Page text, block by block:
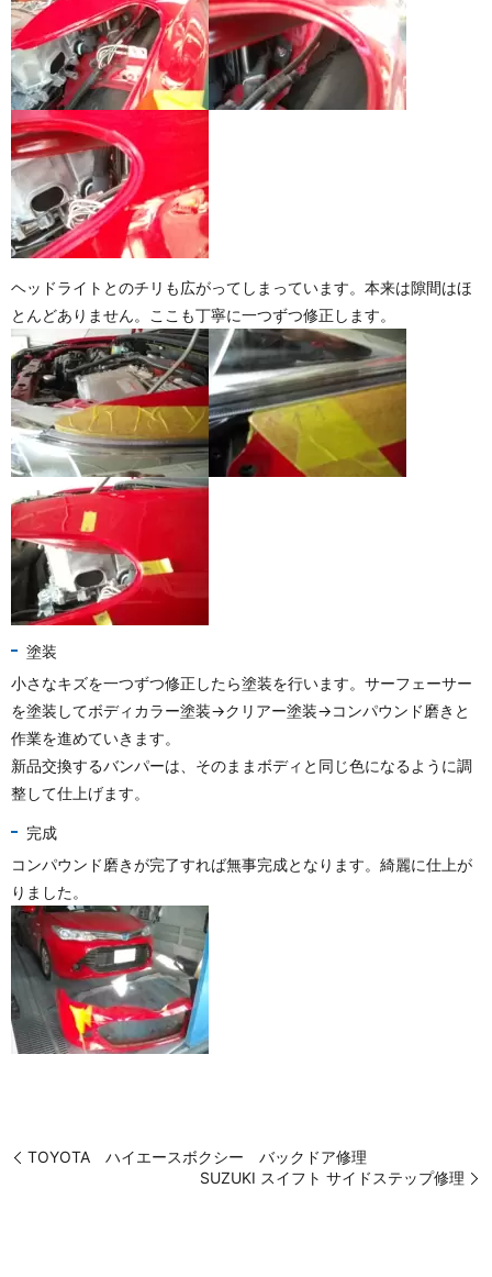
ヘッドライトとのチリも広がってしまっています。本来は隙間はほ
とんどありません。ここも丁寧に一つずつ修正します。
塗装
小さなキズを一つずつ修正したら塗装を行います。サーフェーサー
を塗装してボディカラー塗装→クリアー塗装→コンパウンド磨きと
作業を進めていきます。
新品交換するバンパーは、そのままボディと同じ色になるように調
整して仕上げます。
完成
コンパウンド磨きが完了すれば無事完成となります。綺麗に仕上が
りました。
TOYOTA ハイエースボクシー バックドア修理
SUZUKI スイフト サイドステップ修理